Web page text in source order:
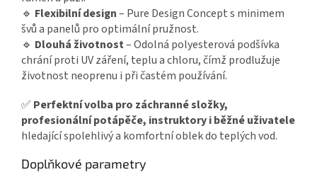
🔹 Flexibilní design– Pure Design Concept s minimem
švů a panelů pro optimální pružnost.
🔹 Dlouhá životnost– Odolná polyesterová podšívka
chrání proti UV záření, teplu a chloru, čímž prodlužuje
životnost neoprenu i při častém používání.
✅ Perfektní volba pro záchranné složky,
profesionální potápěče, instruktory i běžné uživatele
hledající spolehlivý a komfortní oblek do teplých vod.
Doplňkové parametry